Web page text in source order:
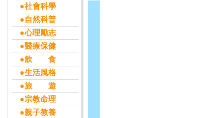
●社會科學
●自然科普
●心理勵志
●醫療保健
●飲 食
●生活風格
●旅 遊
●宗教命理
●親子教養